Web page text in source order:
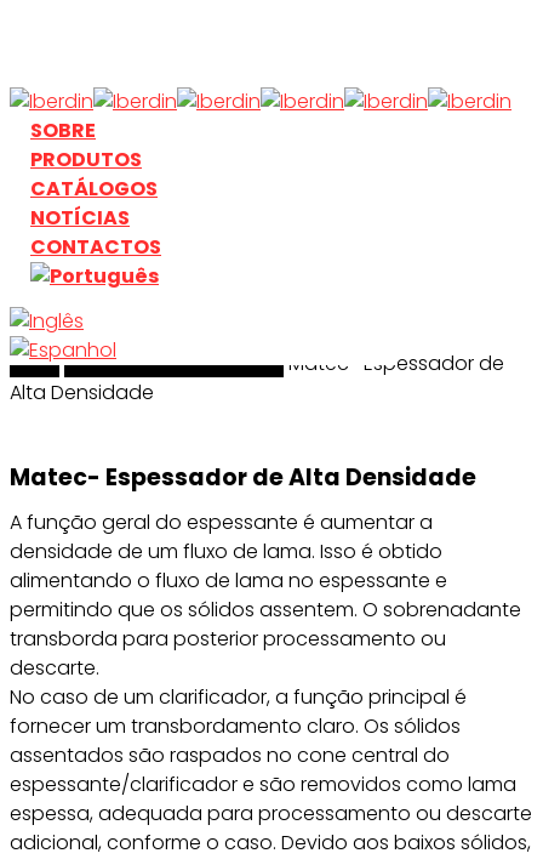
main
content
search
Menu
SOBRE
PRODUTOS
CATÁLOGOS
NOTÍCIAS
CONTACTOS
search
InícioTratamentos de ÁguasMatec- Espessador de
Alta Densidade
Matec- Espessador de Alta Densidade
A função geral do espessante é aumentar a
densidade de um fluxo de lama. Isso é obtido
alimentando o fluxo de lama no espessante e
permitindo que os sólidos assentem. O sobrenadante
transborda para posterior processamento ou
descarte.
No caso de um clarificador, a função principal é
fornecer um transbordamento claro. Os sólidos
assentados são raspados no cone central do
espessante/clarificador e são removidos como lama
espessa, adequada para processamento ou descarte
adicional, conforme o caso. Devido aos baixos sólidos,